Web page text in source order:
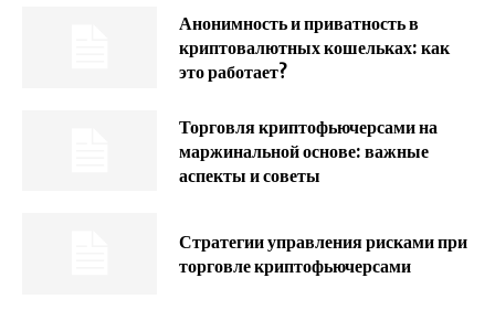
Анонимность и приватность в
криптовалютных кошельках: как
это работает?
Торговля криптофьючерсами на
маржинальной основе: важные
аспекты и советы
Стратегии управления рисками при
торговле криптофьючерсами